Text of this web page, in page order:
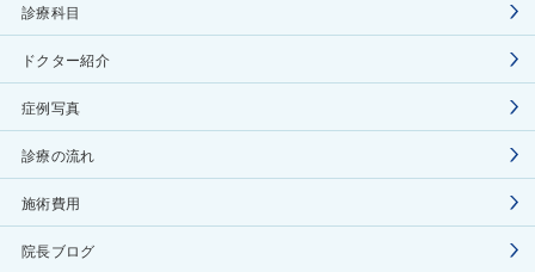
診療科目
ドクター紹介
症例写真
診療の流れ
施術費用
院長ブログ